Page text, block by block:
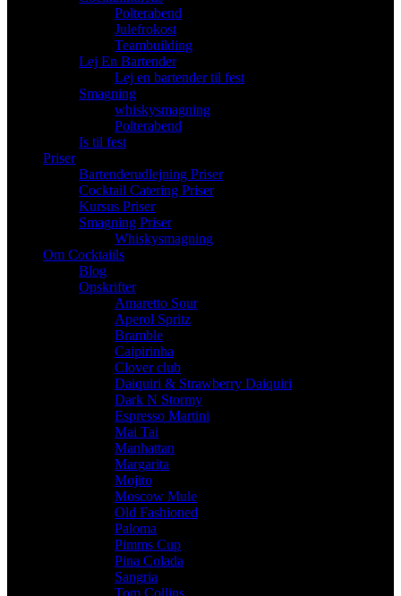
Polterabend
Julefrokost
Teambuilding
Lej En Bartender
Lej en bartender til fest
Smagning
whiskysmagning
Polterabend
Is til fest
Priser
Bartenderudlejning Priser
Cocktail Catering Priser
Kursus Priser
Smagning Priser
Whiskysmagning
Om Cocktaiils
Blog
Opskrifter
Amaretto Sour
Aperol Spritz
Bramble
Caipirinha
Clover club
Daiquiri & Strawberry Daiquiri
Dark N Stormy
Espresso Martini
Mai Tai
Manhattan
Margarita
Mojito
Moscow Mule
Old Fashioned
Paloma
Pimms Cup
Pina Colada
Sangria
Tom Collins